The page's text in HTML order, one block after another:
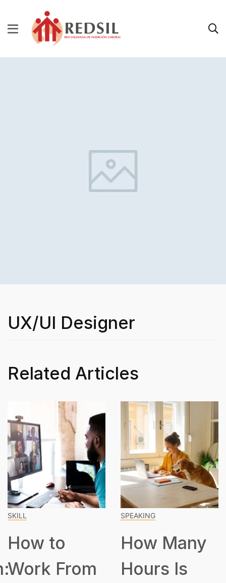
UX/UI Designer
Related Articles
SKILL
How to
Work From
SPEAKING
How Many
Hours Is